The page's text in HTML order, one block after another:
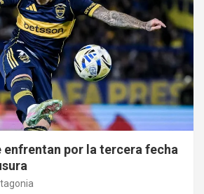
enfrentan por la tercera fecha